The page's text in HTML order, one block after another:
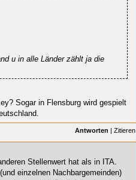
u in alle Länder zählt ja die
Sogar in Flensburg wird gespielt
Antworten | Zitieren
Stellenwert hat als in ITA.
einzelnen Nachbargemeinden)